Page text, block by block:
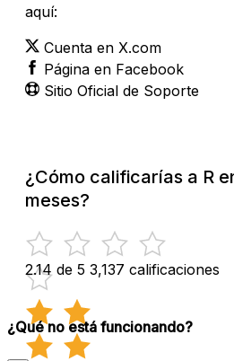
aquí:
Cuenta en X.com
Página en Facebook
Sitio Oficial de Soporte
¿Cómo calificarías a R
meses?
2.14 de 5 3,137 calificaciones
¿Qué no está funcionando?